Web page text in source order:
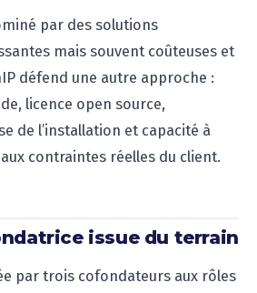
par des solutions
mais souvent coûteuses et
défend une autre approche :
licence open source,
de l’installation et capacité à
contraintes réelles du client.
issue du terrain
par trois cofondateurs aux rôles